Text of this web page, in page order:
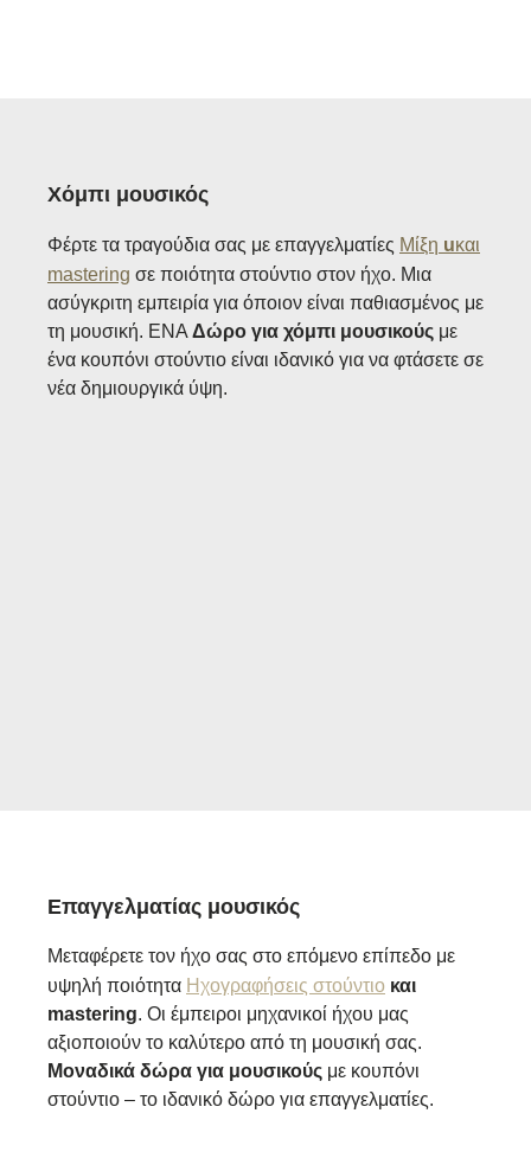
Χόμπι μουσικός
Φέρτε τα τραγούδια σας με επαγγελματίες Μίξη uκαι
mastering σε ποιότητα στούντιο στον ήχο. Μια
ασύγκριτη εμπειρία για όποιον είναι παθιασμένος με
τη μουσική. ΕΝΑ Δώρο για χόμπι μουσικούς με
ένα κουπόνι στούντιο είναι ιδανικό για να φτάσετε σε
νέα δημιουργικά ύψη.
Επαγγελματίας μουσικός
Μεταφέρετε τον ήχο σας στο επόμενο επίπεδο με
υψηλή ποιότητα Ηχογραφήσεις στούντιο και
mastering. Οι έμπειροι μηχανικοί ήχου μας
αξιοποιούν το καλύτερο από τη μουσική σας.
Μοναδικά δώρα για μουσικούς με κουπόνι
στούντιο – το ιδανικό δώρο για επαγγελματίες.